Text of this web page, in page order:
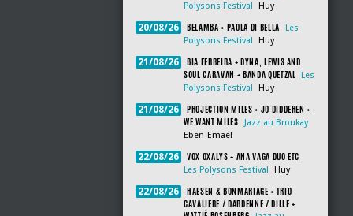
Polysons Festival
Huy
20/08/26 BELAMBA + PAOLA DI BELLA
Les
Polysons Festival
Huy
21/08/26
BIA FERREIRA + DYNA, LEWIS AND
SOUL CARAVAN + BANDA QUETZAL
Les
Polysons Festival
Huy
21/08/26
PROJECTION MILES + JO DIDDEREN +
WE WANT MILES
Jazz au Broukay
Eben-Emael
22/08/26 VOX OXALYS + ANA VAGA DUO ETC
Les Polysons Festival Huy
22/08/26
HAESEN & BONMARIAGE + TRIO
CAVALIERE / DARDENNE / DILLE +